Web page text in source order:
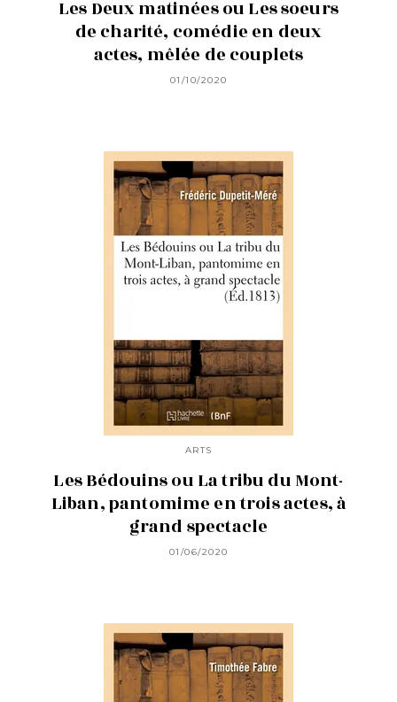
Les Deux matinées ou Les soeurs
de charité, comédie en deux
actes, mêlée de couplets
01/10/2020
ARTS
Les Bédouins ou La tribu du Mont-
Liban, pantomime en trois actes, à
grand spectacle
01/06/2020